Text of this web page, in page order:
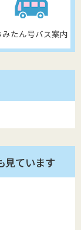
みたん号バス案内
見ています